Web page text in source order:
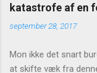
katastrofe af en
september 28, 2017
Mon ikke det snart
at skifte væk fra